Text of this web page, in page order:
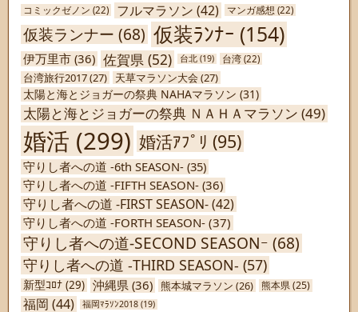
コミックゼノン (22) フルマラソン (42) マンガ感想 (22)
仮装ランナー (68) 仮装ﾗﾝﾅｰ (154)
伊万里市 (36) 佐賀県 (52) 台北 (19) 台湾 (22)
台湾旅行2017(27) 天草マラソン大会 (27)
太陽と海とジョガーの祭典 NAHAマラソン (31)
太陽と海とジョガーの祭典 ＮＡＨＡマラソン (49)
婚活 (299) 婚活ｱﾌﾟﾘ (95)
守りし者への道 -6th SEASON- (35)
守りし者への道 -FIFTH SEASON- (36)
守りし者への道 -FIRST SEASON-(42)
守りし者への道 -FORTH SEASON- (37)
守りし者への道-SECOND SEASONｰ (68)
守りし者への道 -THIRD SEASON- (57)
新型ｺﾛﾅ (29) 沖縄県 (36) 熊本城マラソン (26) 熊本県(25)
福岡 (44) 福岡ﾏﾗｿﾝ2018 (19)